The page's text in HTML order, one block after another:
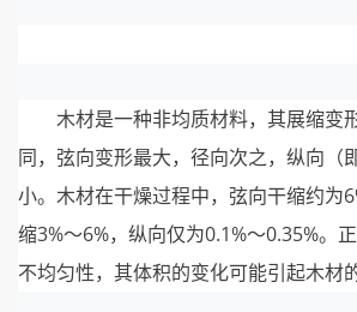
木材是一种非均质材料，其展缩变
同，弦向变形最大，径向次之，纵向（
小。木材在干燥过程中，弦向干缩约为
缩3%～6%，纵向仅为0.1%～0.35%。
不均匀性，其体积的变化可能引起木材